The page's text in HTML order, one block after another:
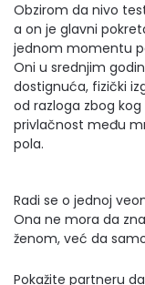
Obzirom da nivo
a on je glavni
jednom momentu
Oni u srednjim
dostignuća, fizički
od razloga zbog
privlačnost među
pola.
Radi se o jednoj
Ona ne mora da
ženom, već da
Pokažite partneru